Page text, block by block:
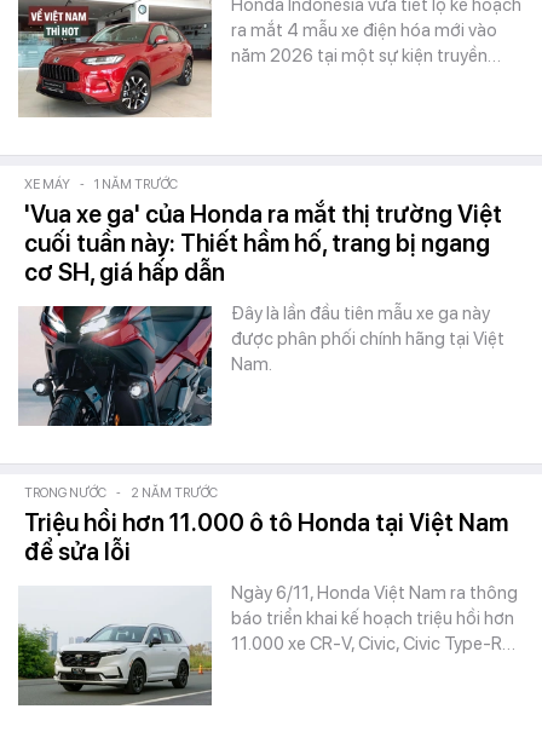
Honda Indonesia vừa tiết lộ kế hoạch
ra mắt 4 mẫu xe điện hóa mới vào
năm 2026 tại một sự kiện truyền…
XE MÁY - 1 NĂM TRƯỚC
'Vua xe ga' của Honda ra mắt thị trường Việt
cuối tuần này: Thiết hầm hố, trang bị ngang
cơ SH, giá hấp dẫn
Đây là lần đầu tiên mẫu xe ga này
được phân phối chính hãng tại Việt
Nam.
TRONG NƯỚC - 2 NĂM TRƯỚC
Triệu hồi hơn 11.000 ô tô Honda tại Việt Nam
để sửa lỗi
Ngày 6/11, Honda Việt Nam ra thông
báo triển khai kế hoạch triệu hồi hơn
11.000 xe CR-V, Civic, Civic Type-R…